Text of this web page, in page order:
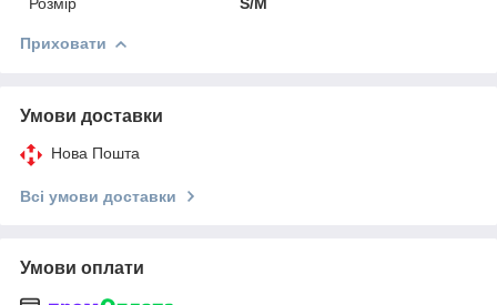
Приховати
Умови доставки
Нова Пошта
Всі умови доставки
Умови оплати